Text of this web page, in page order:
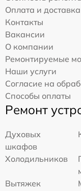
Оплата и доставка
Контакты
Вакансии
О компании
Ремонтируемые
Наши услуги
Согласие на
Способы оплаты
Ремонт
Духовых
шкафов
Холодильников
Вытяжек